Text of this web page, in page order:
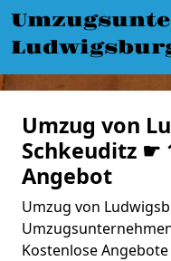
Umzug von
Schkeuditz ☛
Angebot
Umzug von
Kostenlose